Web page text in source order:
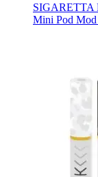
SIGARETTA
Mini Pod Mod